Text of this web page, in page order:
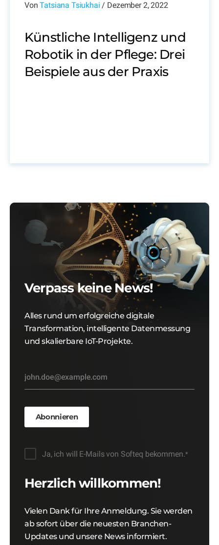
VonTatsiana Tsiukhai / Dezember 2, 2022
Künstliche Intelligenz und
Robotik in der Pflege: Drei
Beispiele aus der Praxis
Verpass keine News!
Alles rund um erfolgreiche digitale
Transformation, intelligente Datenmessung
und skalierbare IoT-Projekte.
Ja, ich will E-Mails von Softeq bekommen.*
Herzlich willkommen!
Vielen Dank für Ihre Anmeldung. Sie werden
ab sofort über die neuesten Branchen-
Updates und unsere News informiert.